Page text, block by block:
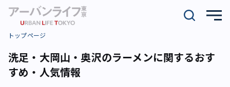
トップページ
洗足・大岡山・奥沢のラーメンに関するおす
すめ・人気情報